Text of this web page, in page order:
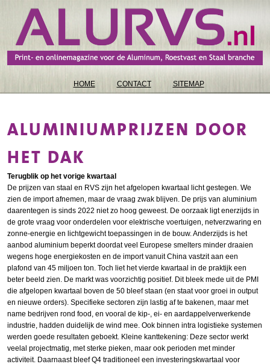
HOME CONTACT SITEMAP
ALUMINIUMPRIJZEN DOOR
HET DAK
Terugblik op het vorige kwartaal
De prijzen van staal en RVS zijn het afgelopen kwartaal licht gestegen. We
zien de import afnemen, maar de vraag zwak blijven. De prijs van aluminium
daarentegen is sinds 2022 niet zo hoog geweest. De oorzaak ligt enerzijds in
de grote vraag voor onderdelen voor elektrische voertuigen, netverzwaring en
zonne-energie en lichtgewicht toepassingen in de bouw. Anderzijds is het
aanbod aluminium beperkt doordat veel Europese smelters minder draaien
wegens hoge energiekosten en de import vanuit China vastzit aan een
plafond van 45 miljoen ton. Toch liet het vierde kwartaal in de praktijk een
beter beeld zien. De markt was voorzichtig positief. Dit bleek mede uit de PMI
die afgelopen kwartaal boven de 50 bleef staan (en staat voor groei in output
en nieuwe orders). Specifieke sectoren zijn lastig af te bakenen, maar met
name bedrijven rond food, en vooral de kip-, ei- en aardappelverwerkende
industrie, hadden duidelijk de wind mee. Ook binnen intra logistieke systemen
werden goede resultaten geboekt. Kleine kanttekening: Deze sector werkt
veelal projectmatig, met sterke pieken, maar ook perioden met minder
activiteit. Daarnaast bleef Q4 traditioneel een investeringskwartaal voor